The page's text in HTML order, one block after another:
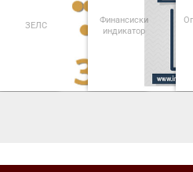
ЗЕЛС
Финансиски
индикатор